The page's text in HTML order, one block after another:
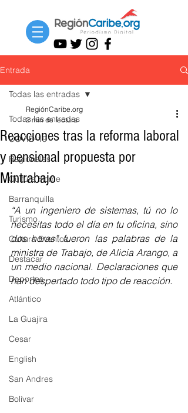
Entrada
Todas las entradas
COVID-19
Regionales
Cultura Home
Barranquilla
Turismo
Cultura Eventos
Destacar
Deportes
Atlántico
La Guajira
Cesar
English
San Andres
Bolívar
Todas las entradas
Reacciones tras la reforma laboral
y pensional propuesta por
Mintrabajo
RegiónCaribe.org
2 min de lectura
“A un ingeniero de sistemas, tú no lo
necesitas todo el día en tu oficina, sino
dos horas” fueron las palabras de la
ministra de Trabajo, de Alicia Arango, a
un medio nacional. Declaraciones que
han despertado todo tipo de reacción.